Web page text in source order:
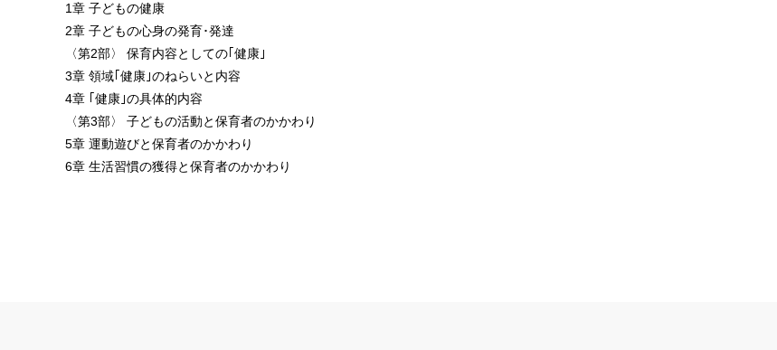
1章 子どもの健康
2章 子どもの心身の発育･発達
〈第2部〉 保育内容としての｢健康｣
3章 領域｢健康｣のねらいと内容
4章 ｢健康｣の具体的内容
〈第3部〉 子どもの活動と保育者のかかわり
5章 運動遊びと保育者のかかわり
6章 生活習慣の獲得と保育者のかかわり